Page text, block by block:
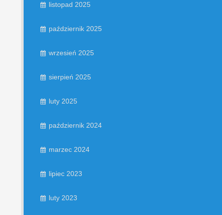
listopad 2025
październik 2025
wrzesień 2025
sierpień 2025
luty 2025
październik 2024
marzec 2024
lipiec 2023
luty 2023